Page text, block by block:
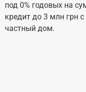
под 0% годовых на
кредит до 3 млн грн
частный дом.